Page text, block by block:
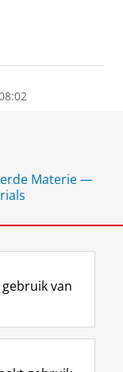
Materie —
I
n
Y
o
van